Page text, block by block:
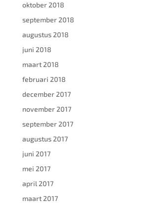
oktober 2018
september 2018
augustus 2018
juni 2018
maart 2018
februari 2018
december 2017
november 2017
september 2017
augustus 2017
juni 2017
mei 2017
april 2017
maart 2017